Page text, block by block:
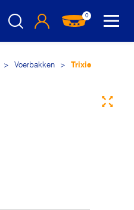
0
> Voerbakken >
Trixie